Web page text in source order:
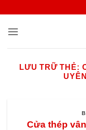
nội
LƯU TRỮ THẺ:
Cửa thép